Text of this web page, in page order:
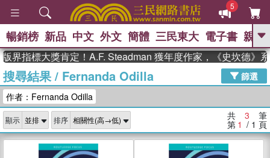
5
GO
熱搜： 東野圭吾 高希均教授回憶錄
、 The Odyssey 、 父親節 、 如果歷
獎 臺灣漫遊錄 、 方念華 、 台灣的李
登輝時代
數學女孩：黎曼猜想 、
偉大的迷走神經
暢銷榜 新品 中文 外文 簡體 三民東大 電子書 親子
界指標大獎肯定！A.F. Steadman 獲年度作家，《史坎德》
搜尋結果/ Fernanda Odilla
篩選
作者：Fernanda Odilla
顯示 排序 共 3 筆
第 1 / 1 頁